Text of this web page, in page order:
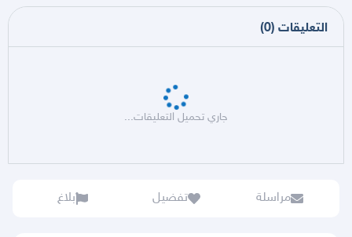
التعليقات (
0
)
جاري تحميل التعليقات...
مراسلة تفضيل بلاغ